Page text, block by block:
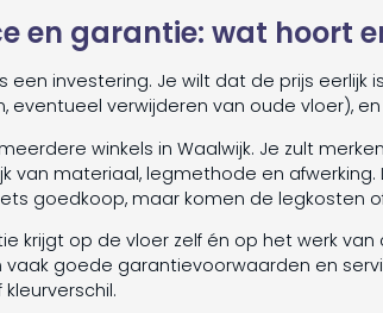
en garantie: wat hoort
een investering. Je wilt dat de prijs
eventueel verwijderen van oude vloer),
winkels in Waalwijk. Je zult
van materiaal, legmethode en
goedkoop, maar komen de legkosten
krijgt op de vloer zelf én op het werk van
vaak goede garantievoorwaarden en